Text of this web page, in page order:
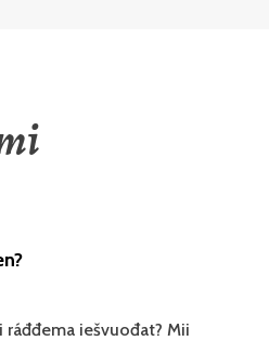
iešvuođat? Mii